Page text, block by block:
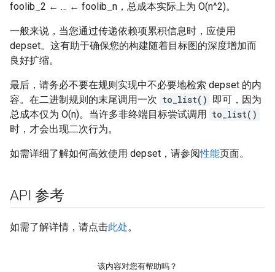
foolib_2 ← … ← foolib_n，总成本实际上为 O(n^2)。
一般来说，当您通过传递依赖项累积信息时，应使用
depset。这有助于确保您的构建随着目标图的深度增加而
良好扩缩。
最后，请务必不要在规则实现中不必要地检索 depset 的内
容。在二进制规则的末尾调用一次 to_list() 即可，因为
总成本仅为 O(n)。当许多非终端目标尝试调用 to_list()
时，才会出现二次行为。
如需详细了解如何高效使用 depset，请参阅性能页面。
API 参考
如需了解详情，请点击此处。
该内容对您有帮助吗？